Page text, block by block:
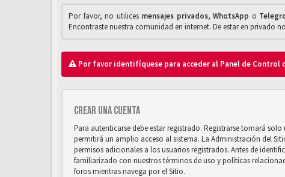
Por favor, no utilices mensajes privados,WhαtsApp o
Encontraste nuestra comunidad en internet. De estar en privado
Por favor identifíquese para acceder al Panel de Control
Crear una cuenta
Para autenticarse debe estar registrado. Registrarse tomará
permitirá un amplio acceso al sistema. La Administración del
permisos adicionales a los usuarios registrados. Antes de
familiarizado con nuestros términos de uso y políticas
foros mientras navega por el Sitio.